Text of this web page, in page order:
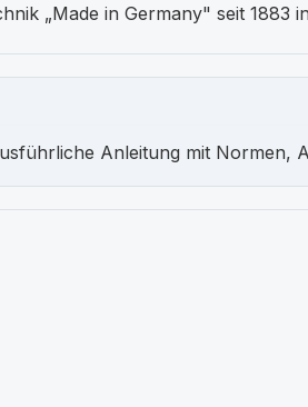
„Made in Germany" seit 1883
Anleitung mit Normen,